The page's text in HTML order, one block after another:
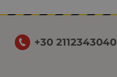
+30 2112343040